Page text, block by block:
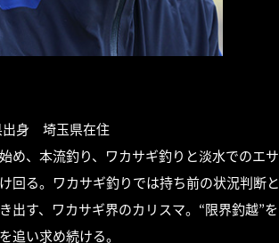
出身 埼玉県在住
め、本流釣り、ワカサギ釣りと淡水でのエサ
回る。ワカサギ釣りでは持ち前の状況判断と
出す、ワカサギ界のカリスマ。“限界釣越”を
追い求め続ける。